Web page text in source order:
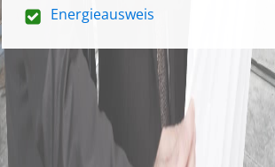
Energieausweis